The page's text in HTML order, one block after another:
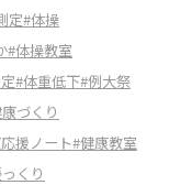
定#体操
#体操教室
#体重低下#例大祭
づくり
援ノート#健康教室
くり